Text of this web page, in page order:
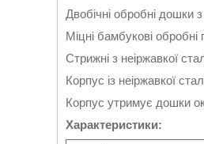
Двобічні обробні дошки
Міцні бамбукові обробні
Стрижні з неіржавкої
Корпус із неіржавкої
Корпус утримує дошки
Характеристики: